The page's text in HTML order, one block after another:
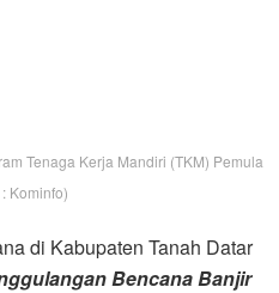
Tenaga Kerja Mandiri (TKM) Pemula
Kominfo)
di Kabupaten Tanah Datar
Bencana Banjir